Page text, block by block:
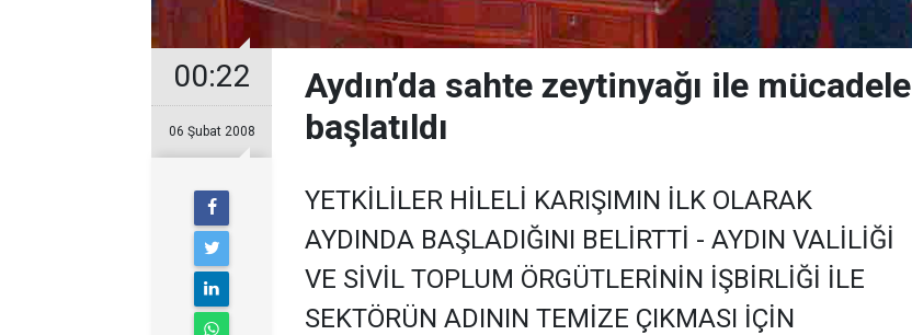
00:22
06 Şubat 2008
Aydın’da sahte zeytinyağı ile mücadele
başlatıldı
YETKİLİLER HİLELİ KARIŞIMIN İLK OLARAK
AYDINDA BAŞLADIĞINI BELİRTTİ - AYDIN VALİLİĞİ
VE SİVİL TOPLUM ÖRGÜTLERİNİN İŞBİRLİĞİ İLE
SEKTÖRÜN ADININ TEMİZE ÇIKMASI İÇİN